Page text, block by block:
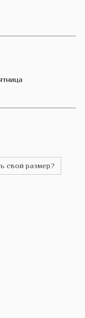
свой размер?